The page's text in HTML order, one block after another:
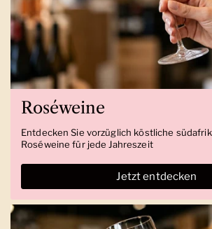
Roséweine
Entdecken Sie vorzüglich köstliche
Roséweine für jede Jahreszeit
Jetzt entdecken